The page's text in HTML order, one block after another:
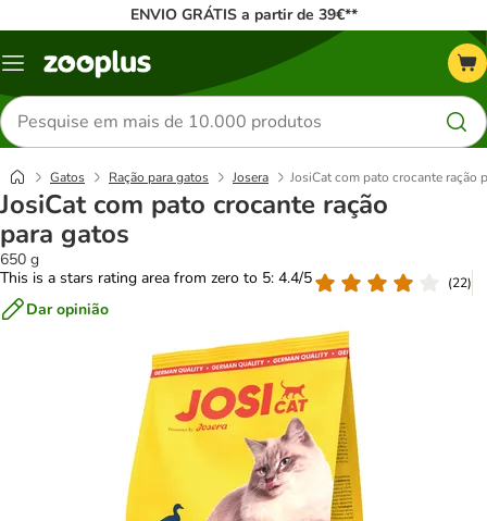
ENVIO GRÁTIS a partir de 39€**
Menu
Pesquisar
produtos
Gatos Ração para gatos Josera JosiCat com pato crocante ração
JosiCat com pato crocante ração
para gatos
650 g
This is a stars rating area from zero to 5: 4.4/5
(22)
Dar opinião